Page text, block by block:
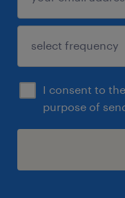
I consent to
purpose of